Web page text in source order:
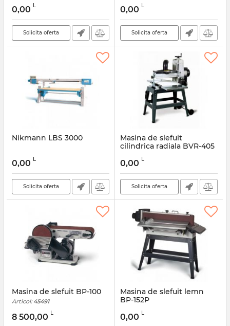
0,00 L
Solicita oferta
0,00 L
Solicita oferta
Nikmann LBS 3000
0,00 L
Solicita oferta
Masina de slefuit
cilindrica radiala BVR-405
0,00 L
Solicita oferta
Masina de slefuit BP-100
Articol: 45491
8 500,00 L
Masina de slefuit lemn
BP-152P
0,00 L